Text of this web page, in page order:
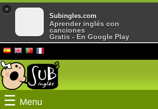
☰ Menu
×
Subingles.com
Aprender inglés con
canciones
Gratis - En Google Play